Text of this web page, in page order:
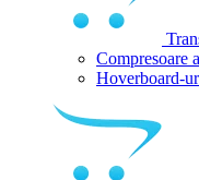
Compresoare
Hoverboard-